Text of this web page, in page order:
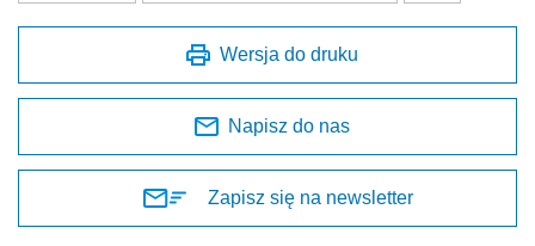
Wersja do druku
Napisz do nas
Zapisz się na newsletter